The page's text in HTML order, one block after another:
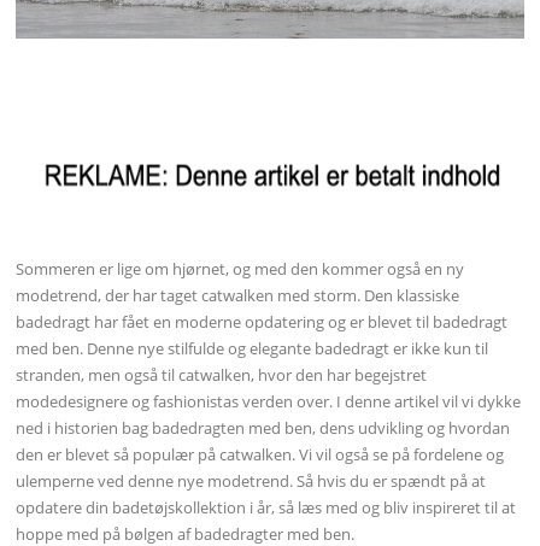
Sommeren er lige om hjørnet, og med den kommer også en ny
modetrend, der har taget catwalken med storm. Den klassiske
badedragt har fået en moderne opdatering og er blevet til badedragt
med ben. Denne nye stilfulde og elegante badedragt er ikke kun til
stranden, men også til catwalken, hvor den har begejstret
modedesignere og fashionistas verden over. I denne artikel vil vi dykke
ned i historien bag badedragten med ben, dens udvikling og hvordan
den er blevet så populær på catwalken. Vi vil også se på fordelene og
ulemperne ved denne nye modetrend. Så hvis du er spændt på at
opdatere din badetøjskollektion i år, så læs med og bliv inspireret til at
hoppe med på bølgen af badedragter med ben.